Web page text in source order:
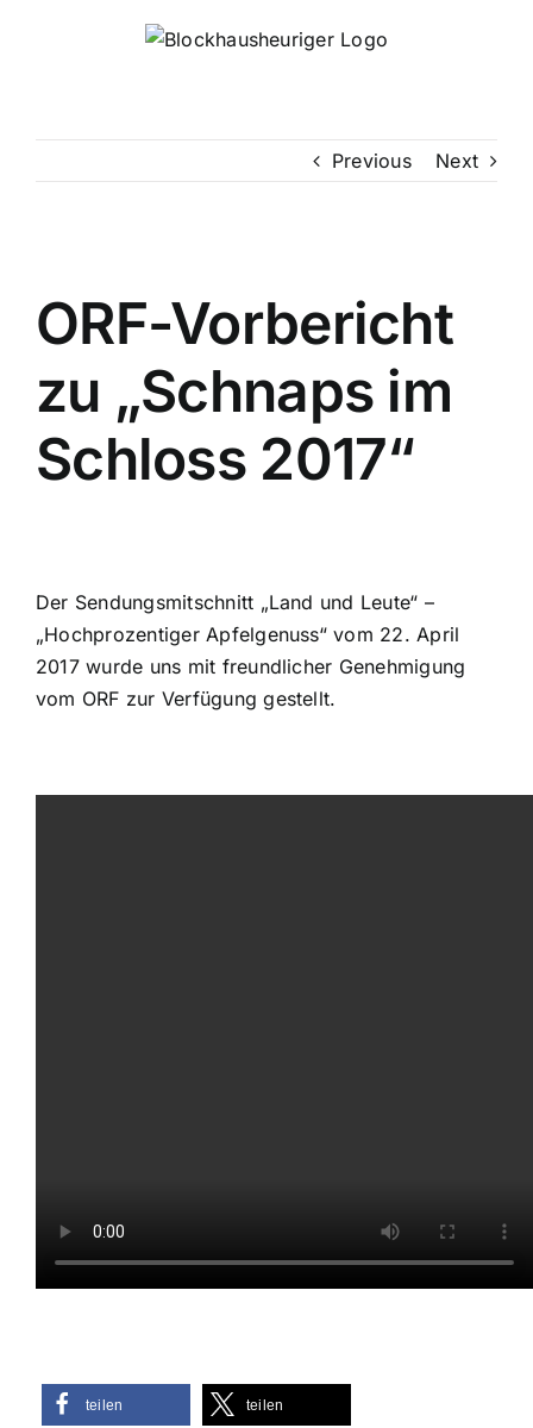
Previous Next
ORF-Vorbericht
zu „Schnaps im
Schloss 2017“
Der Sendungsmitschnitt „Land und Leute“ –
„Hochprozentiger Apfelgenuss“ vom 22. April
2017 wurde uns mit freundlicher Genehmigung
vom ORF zur Verfügung gestellt.
teilen teilen